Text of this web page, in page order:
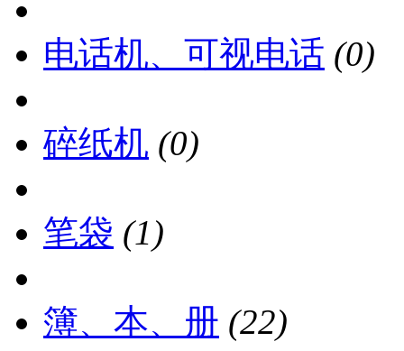
电话机、可视电话 (0)
碎纸机 (0)
笔袋 (1)
簿、本、册 (22)